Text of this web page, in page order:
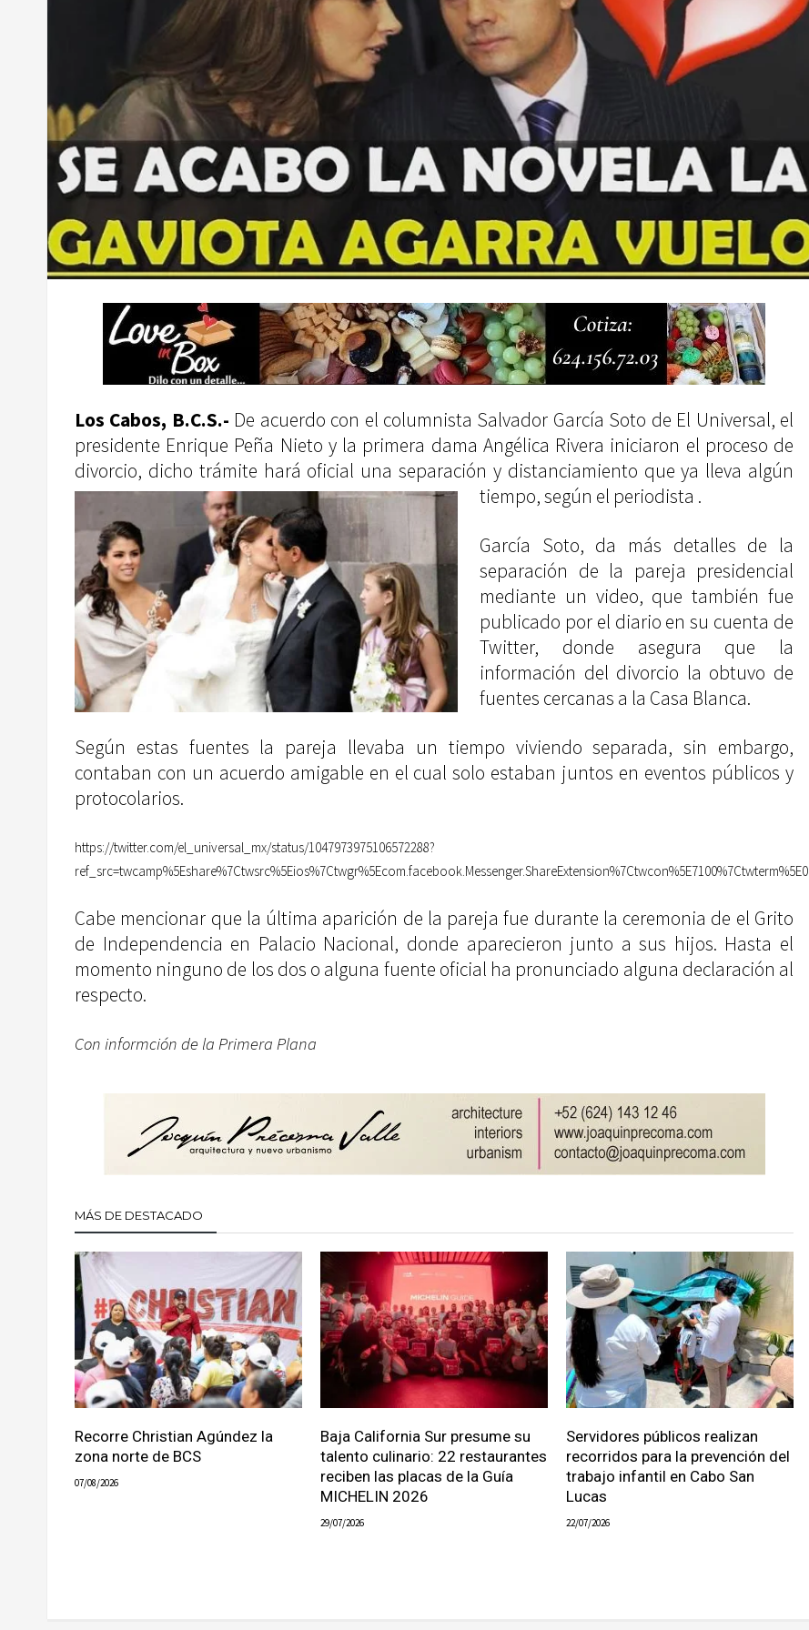
Los Cabos, B.C.S.- De acuerdo con el columnista Salvador García Soto de El Universal, el
presidente Enrique Peña Nieto y la primera dama Angélica Rivera iniciaron el proceso de
divorcio, dicho trámite hará oficial una separación y distanciamiento que ya lleva algún
tiempo, según el periodista .
García Soto, da más detalles de la
separación de la pareja presidencial
mediante un video, que también fue
publicado por el diario en su cuenta de
Twitter, donde asegura que la
información del divorcio la obtuvo de
fuentes cercanas a la Casa Blanca.
Según estas fuentes la pareja llevaba un tiempo viviendo separada, sin embargo,
contaban con un acuerdo amigable en el cual solo estaban juntos en eventos públicos y
protocolarios.
https://twitter.com/el_universal_mx/status/1047973975106572288?
ref_src=twcamp%5Eshare%7Ctwsrc%5Eios%7Ctwgr%5Ecom.facebook.Messenger.ShareExtension%7Ctwcon%5E7100%7Ctwterm%5E0
Cabe mencionar que la última aparición de la pareja fue durante la ceremonia de el Grito
de Independencia en Palacio Nacional, donde aparecieron junto a sus hijos. Hasta el
momento ninguno de los dos o alguna fuente oficial ha pronunciado alguna declaración al
respecto.
Con informción de la Primera Plana
MÁS DE DESTACADO
Recorre Christian Agúndez la
zona norte de BCS
07/08/2026
Baja California Sur presume su
talento culinario: 22 restaurantes
reciben las placas de la Guía
MICHELIN 2026
29/07/2026
Servidores públicos realizan
recorridos para la prevención del
trabajo infantil en Cabo San
Lucas
22/07/2026